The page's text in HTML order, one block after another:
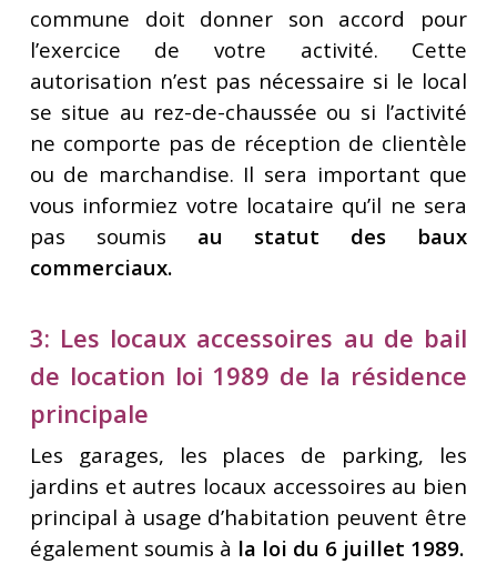
commune doit donner son accord pour
l’exercice de votre activité. Cette
autorisation n’est pas nécessaire si le local
se situe au rez-de-chaussée ou si l’activité
ne comporte pas de réception de clientèle
ou de marchandise. Il sera important que
vous informiez votre locataire qu’il ne sera
pas soumis au statut des baux
commerciaux.
3: Les locaux accessoires au de bail
de location loi 1989 de la résidence
principale
Les garages, les places de parking, les
jardins et autres locaux accessoires au bien
principal à usage d’habitation peuvent être
également soumis à la loi du 6 juillet 1989.